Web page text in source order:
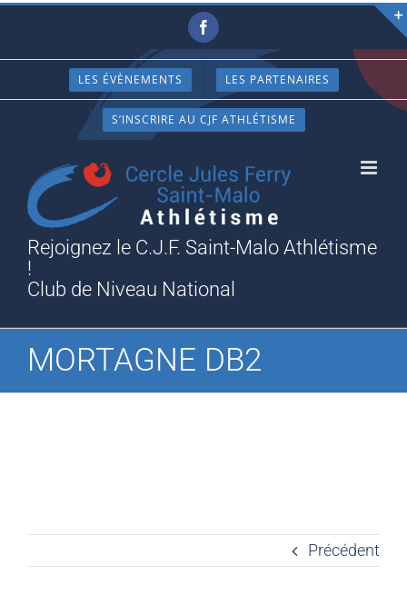
Passer
contenu
Facebook
LES ÉVÈNEMENTS LES PARTENAIRES
S’INSCRIRE AU CJF ATHLÉTISME
Rejoignez le C.J.F. Saint-Malo Athlétisme
!
Club de Niveau National
MORTAGNE DB2
Précédent